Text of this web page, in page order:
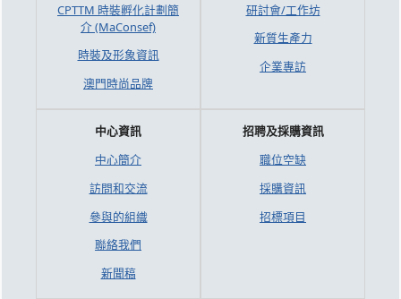
CPTTM 時裝孵化計劃簡
介 (MaConsef)
時裝及形象資訊
澳門時尚品牌
研討會/工作坊
新質生產力
企業專訪
中心資訊
中心簡介
訪問和交流
參與的組織
聯絡我們
新聞稿
招聘及採購資訊
職位空缺
採購資訊
招標項目